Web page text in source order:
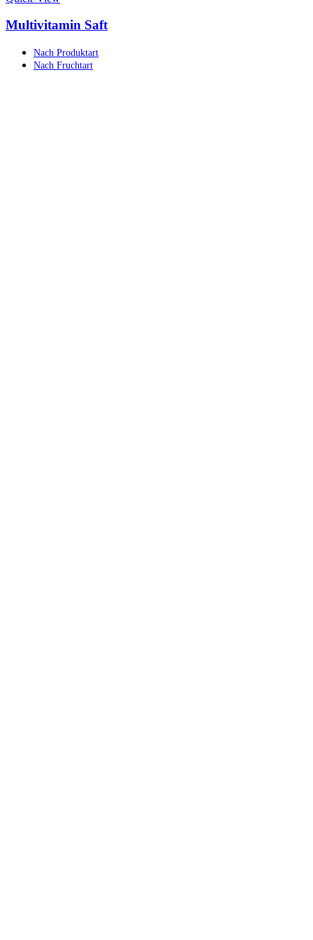
Multivitamin Saft
Nach Produktart
Nach Fruchtart